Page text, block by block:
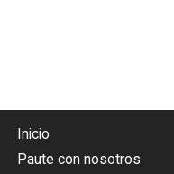
Inicio
Paute con nosotros